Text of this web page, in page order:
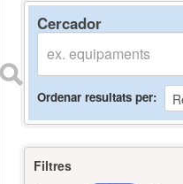
Cercador
Ordenar resultats per
Filtres